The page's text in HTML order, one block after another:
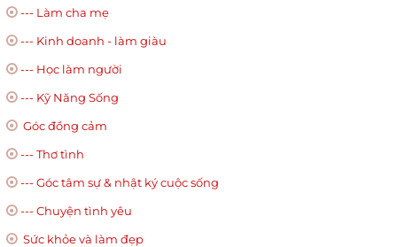
--- Làm cha mẹ
--- Kinh doanh - làm giàu
--- Học làm người
--- Kỹ Năng Sống
Góc đồng cảm
--- Thơ tình
--- Góc tâm sự & nhật ký cuộc sống
--- Chuyện tình yêu
Sức khỏe và làm đẹp